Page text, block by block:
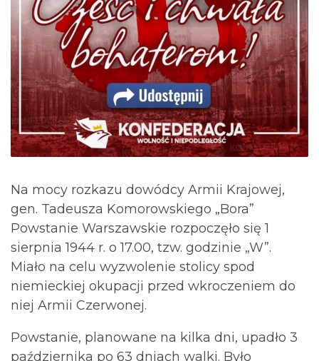
Na mocy rozkazu dowódcy Armii Krajowej,
gen. Tadeusza Komorowskiego „Bora”
Powstanie Warszawskie rozpoczęło się 1
sierpnia 1944 r. o 17.00, tzw. godzinie „W”.
Miało na celu wyzwolenie stolicy spod
niemieckiej okupacji przed wkroczeniem do
niej Armii Czerwonej.
Powstanie, planowane na kilka dni, upadło 3
października po 63 dniach walki. Było